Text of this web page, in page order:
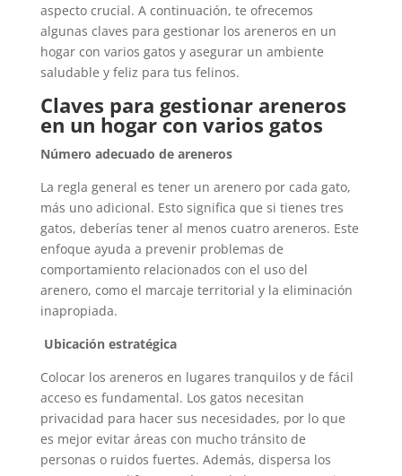
aspecto crucial. A continuación, te ofrecemos
algunas claves para gestionar los areneros en un
hogar con varios gatos y asegurar un ambiente
saludable y feliz para tus felinos.
Claves para gestionar areneros
en un hogar con varios gatos
Número adecuado de areneros
La regla general es tener un arenero por cada gato,
más uno adicional. Esto significa que si tienes tres
gatos, deberías tener al menos cuatro areneros. Este
enfoque ayuda a prevenir problemas de
comportamiento relacionados con el uso del
arenero, como el marcaje territorial y la eliminación
inapropiada.
Ubicación estratégica
Colocar los areneros en lugares tranquilos y de fácil
acceso es fundamental. Los gatos necesitan
privacidad para hacer sus necesidades, por lo que
es mejor evitar áreas con mucho tránsito de
personas o ruidos fuertes. Además, dispersa los